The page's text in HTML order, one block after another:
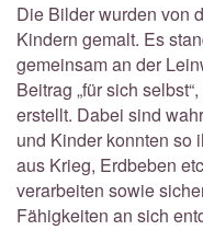
Die Bilder wurden von
Kindern gemalt. Es
gemeinsam an der
Beitrag „für sich
erstellt. Dabei sind
und Kinder konnten so
aus Krieg, Erdbeben
verarbeiten sowie
Fähigkeiten an sich